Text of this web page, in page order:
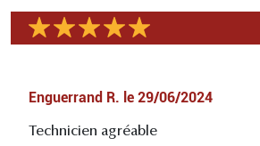
Enguerrand R. le 29/06/2024
Technicien agréable